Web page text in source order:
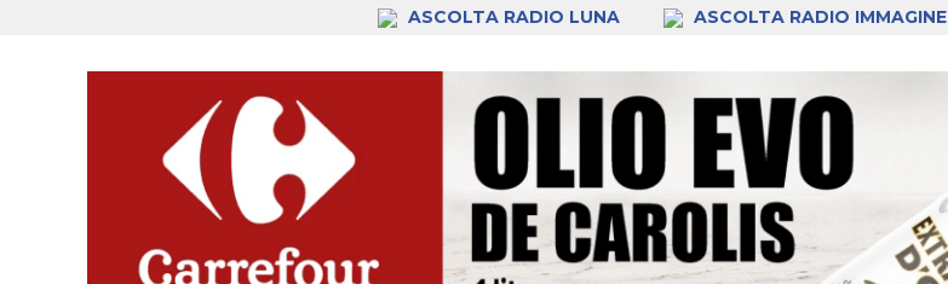
ASCOLTA RADIO LUNA ASCOLTA RADIO IMMAGINE